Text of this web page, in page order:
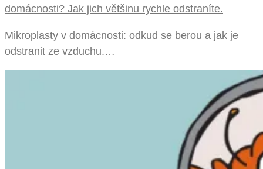
domácnosti? Jak jich většinu rychle odstraníte.
Mikroplasty v domácnosti: odkud se berou a jak je
odstranit ze vzduchu.…